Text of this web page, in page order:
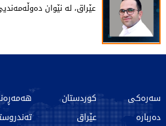
عێراق، لە نێوان
سەرەکی
دەربارە
کوردستان
عێراق